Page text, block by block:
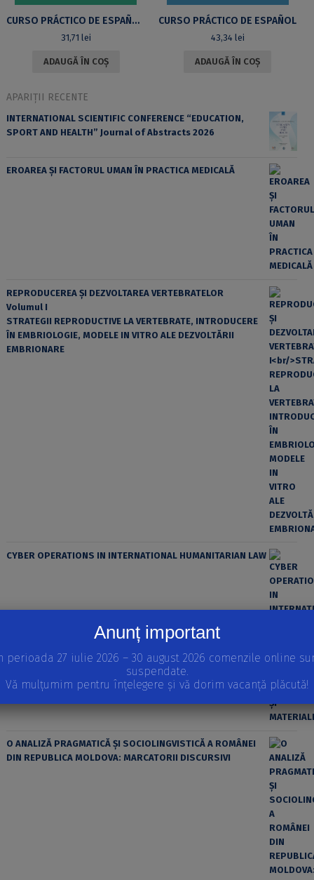
CURSO PRÁCTICO DE ESPAÑOL. GRAMÁTICA II.2
31,71 lei
ADAUGĂ ÎN COȘ
CURSO PRÁCTICO DE ESPAÑOL
43,34 lei
ADAUGĂ ÎN COȘ
APARIȚII RECENTE
INTERNATIONAL SCIENTIFIC CONFERENCE “EDUCATION,
SPORT AND HEALTH” Journal of Abstracts 2026
EROAREA ȘI FACTORUL UMAN ÎN PRACTICA MEDICALĂ
REPRODUCEREA ȘI DEZVOLTAREA VERTEBRATELOR
Volumul I
STRATEGII REPRODUCTIVE LA VERTEBRATE, INTRODUCERE
ÎN EMBRIOLOGIE, MODELE IN VITRO ALE DEZVOLTĂRII
EMBRIONARE
CYBER OPERATIONS IN INTERNATIONAL HUMANITARIAN LAW
ȘTIINȚA MODERNĂ ȘI MATERIALISMUL
O ANALIZĂ PRAGMATICĂ ȘI SOCIOLINGVISTICĂ A ROMÂNEI
DIN REPUBLICA MOLDOVA: MARCATORII DISCURSIVI
Anunț important
perioada 27 iulie 2026 – 30 august 2026 comenzile online
suspendate.
Vă mulțumim pentru înțelegere și vă dorim vacanță plăcută!